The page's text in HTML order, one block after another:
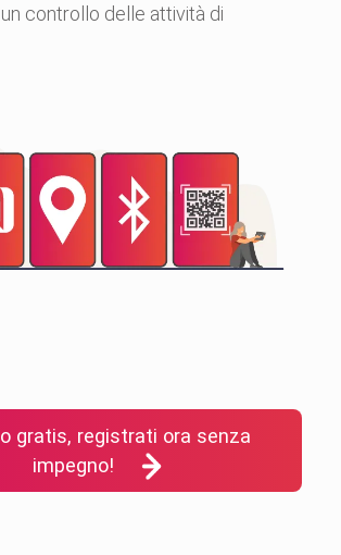
controllo delle attività di
gratis, registrati ora senza
impegno!